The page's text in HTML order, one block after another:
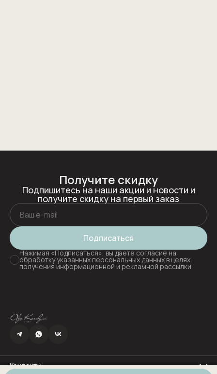
Получите скидку
Подпишитесь на наши акции и новости и
получите скидку на первый заказ
Подписаться
Нажимая «Подписаться», вы даете согласие на
обработку указанных персональных данных в целях
получения информационной и рекламной рассылки
Контакты